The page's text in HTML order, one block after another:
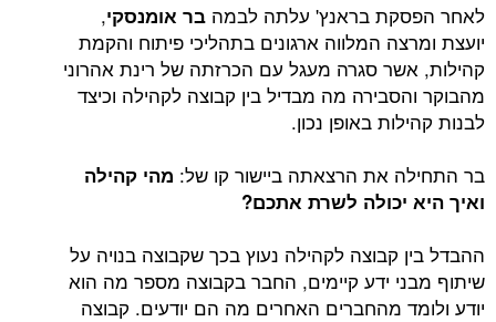
לאחר הפסקת בראנץ' עלתה לבמה בר אומנסקי,
יועצת ומרצה המלווה ארגונים בתהליכי פיתוח והקמת
קהילות, אשר סגרה מעגל עם הכרזתה של רינת אהרוני
מהבוקר והסבירה מה מבדיל בין קבוצה לקהילה וכיצד
לבנות קהילות באופן נכון.
בר התחילה את הרצאתה ביישור קו של: מהי קהילה
ואיך היא יכולה לשרת אתכם?
ההבדל בין קבוצה לקהילה נעוץ בכך שקבוצה בנויה על
שיתוף מבני ידע קיימים, החבר בקבוצה מספר מה הוא
יודע ולומד מהחברים האחרים מה הם יודעים. קבוצה